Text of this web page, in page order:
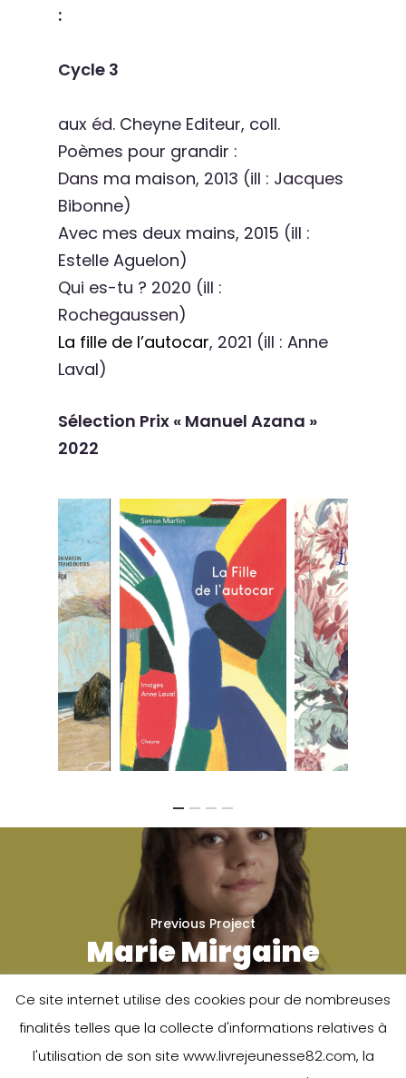
:
Cycle 3
aux éd. Cheyne Editeur, coll.
Poèmes pour grandir :
Dans ma maison, 2013 (ill : Jacques
Bibonne)
Avec mes deux mains, 2015 (ill :
Estelle Aguelon)
Qui es-tu ? 2020 (ill :
Rochegaussen)
La fille de l’autocar, 2021 (ill : Anne
Laval)
Sélection Prix « Manuel Azana »
2022
Previous Project
Marie Mirgaine
Ce site internet utilise des cookies pour de nombreuses
finalités telles que la collecte d'informations relatives à
l'utilisation de son site www.livrejeunesse82.com, la